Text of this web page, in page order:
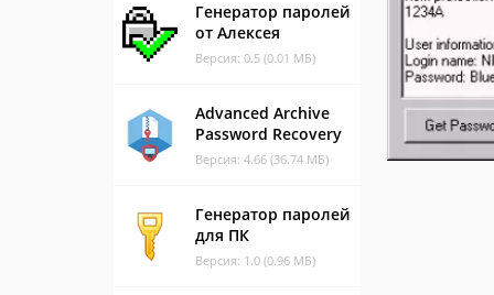
Генератор паролей
от Алексея
Версия: 0.5 (0.01 МБ)
Advanced Archive
Password Recovery
Версия: 4.66 (36.74 МБ)
Генератор паролей
для ПК
Версия: 1.0 (0.96 МБ)